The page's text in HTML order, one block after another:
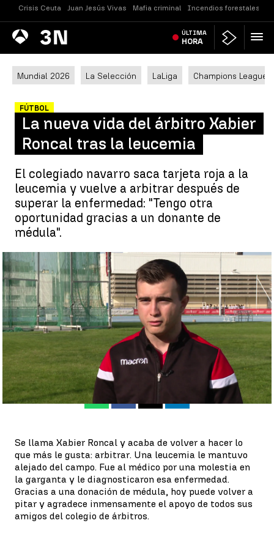
Crisis Ceuta Juan Jesús Vivas Mafia criminal Incendios forestales
Antena
3 Noticias ÚLTIMA
HORA
Mundial 2026 La Selección LaLiga Champions League
FÚTBOL
La nueva vida del árbitro Xabier
Roncal tras la leucemia
El colegiado navarro saca tarjeta roja a la
leucemia y vuelve a arbitrar después de
superar la enfermedad: "Tengo otra
oportunidad gracias a un donante de
médula".
La nueva vida del árbitro Xabier Roncal tras la leucemia |
3 Deportes
Antena 3 Deportes
Publicado: 13 de octubre de 2022, 19:36
WhatsappFacebook
X Linkedin
Se llama Xabier Roncal y acaba de volver a hacer lo
que más le gusta: arbitrar. Una leucemia le mantuvo
alejado del campo. Fue al médico por una molestia en
la garganta y le diagnosticaron esa enfermedad.
Gracias a una donación de médula, hoy puede volver a
pitar y agradece inmensamente el apoyo de todos sus
amigos del colegio de árbitros.